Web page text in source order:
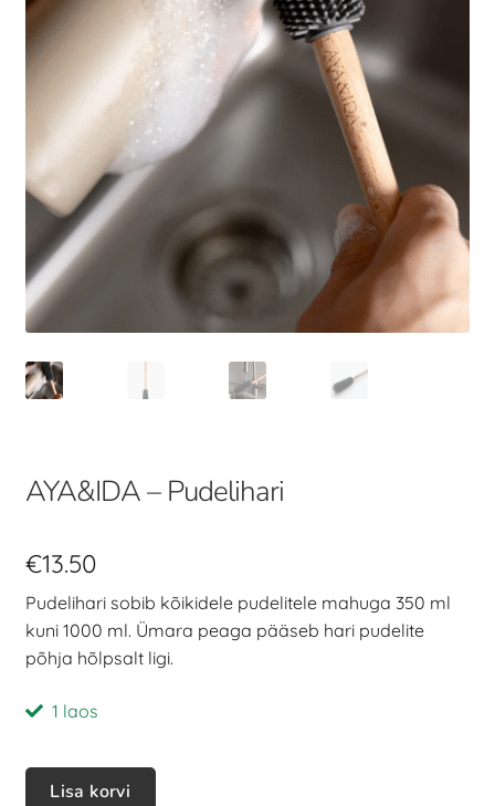
AYA&IDA – Pudelihari
€13.50
Pudelihari sobib kõikidele pudelitele mahuga 350 ml
kuni 1000 ml. Ümara peaga pääseb hari pudelite
põhja hõlpsalt ligi.
1 laos
Lisa korvi